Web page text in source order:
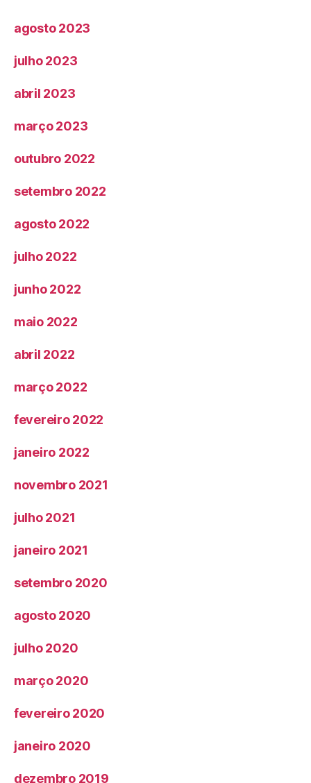
agosto 2023
julho 2023
abril 2023
março 2023
outubro 2022
setembro 2022
agosto 2022
julho 2022
junho 2022
maio 2022
abril 2022
março 2022
fevereiro 2022
janeiro 2022
novembro 2021
julho 2021
janeiro 2021
setembro 2020
agosto 2020
julho 2020
março 2020
fevereiro 2020
janeiro 2020
dezembro 2019